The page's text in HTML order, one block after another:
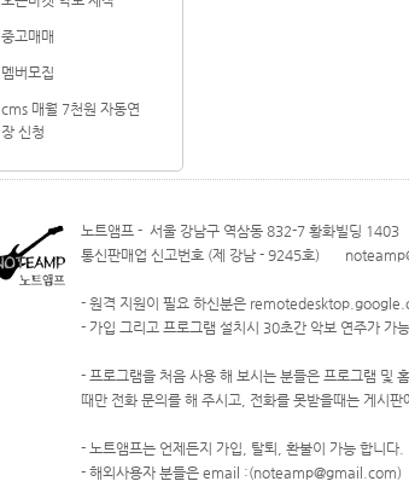
중고매매
멤버모집
cms 매월 7천원 자동연
장 신청
노트앰프 - 서울 강남구 역삼동 832-7 황화빌딩
통신판매업 신고번호 (제 강남 - 9245호)
- 원격 지원이 필요 하신분은
- 가입 그리고 프로그램 설치시 30초간 악보 연주가 가
- 프로그램을 처음 사용 해 보시는 분들은 프로그램 및
때만 전화 문의를 해 주시고, 전화를 못받을때는 게시
- 노트앰프는 언제든지 가입, 탈퇴, 환불이 가능 합니다.
- 해외사용자 분들은 email :(noteamp@gmail.com)